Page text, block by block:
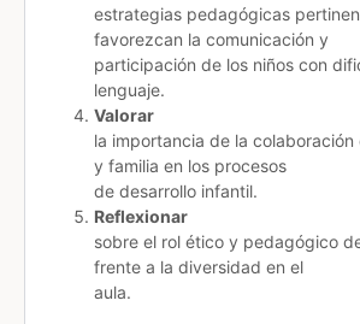
estrategias pedagógicas
favorezcan la comunicación y
participación de los niños con
lenguaje.
Valorar
la importancia de la colaboración
y familia en los procesos
de desarrollo infantil.
Reflexionar
sobre el rol ético y pedagógico
frente a la diversidad en el
aula.